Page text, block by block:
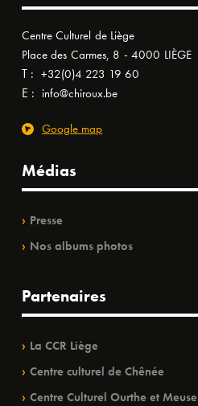
Centre Culturel de Liège
Place des Carmes, 8 - 4000 LIÈGE
T : +32(0)4 223 19 60
E : info@chiroux.be
Google map
Médias
Presse
Nos albums photos
Partenaires
La CCR Liège
Centre culturel de Chênée
Centre Culturel Ourthe et Meuse